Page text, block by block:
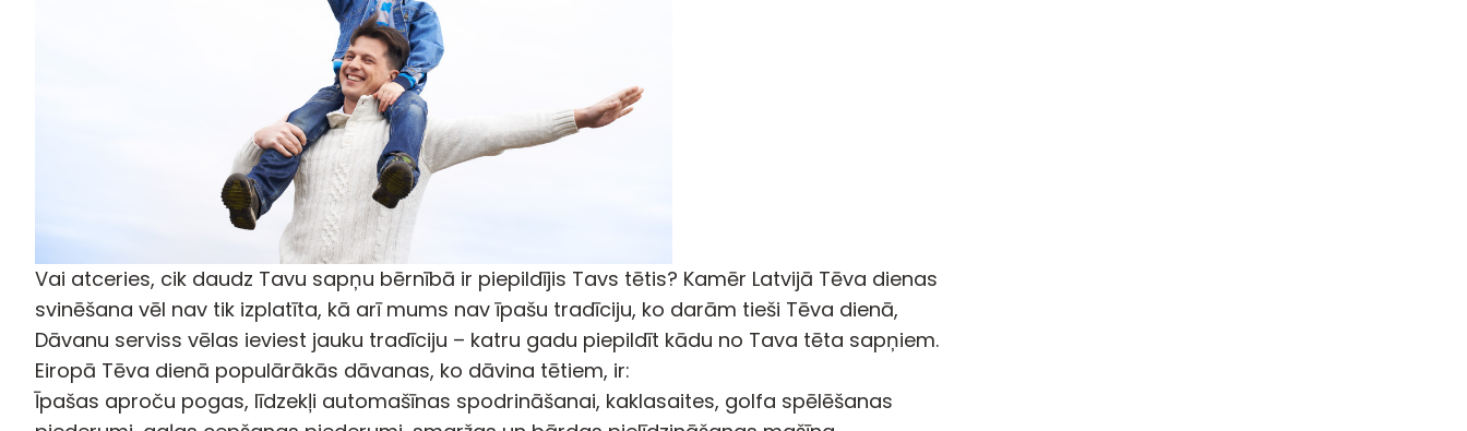
Vai atceries, cik daudz Tavu sapņu bērnībā ir piepildījis Tavs tētis? Kamēr Latvijā Tēva dienas
svinēšana vēl nav tik izplatīta, kā arī mums nav īpašu tradīciju, ko darām tieši Tēva dienā,
Dāvanu serviss vēlas ieviest jauku tradīciju – katru gadu piepildīt kādu no Tava tēta sapņiem.
Eiropā Tēva dienā populārākās dāvanas, ko dāvina tētiem, ir:
Īpašas aproču pogas, līdzekļi automašīnas spodrināšanai, kaklasaites, golfa spēlēšanas